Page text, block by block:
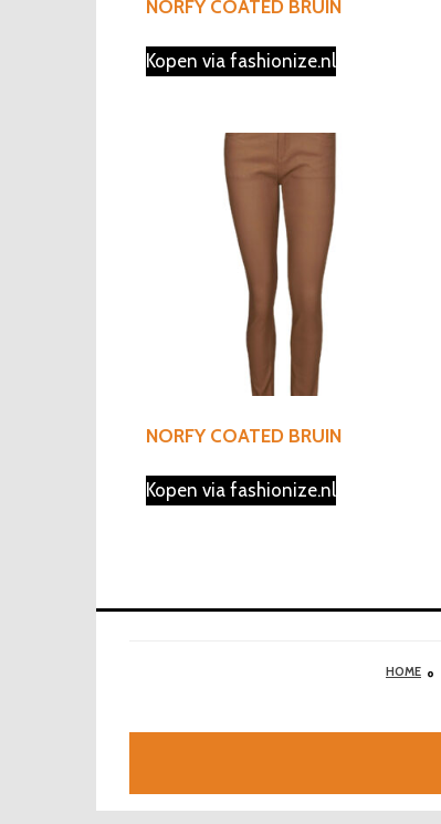
NORFY COATED BRUIN
Kopen via fashionize.nl
NORFY COATED BRUIN
Kopen via fashionize.nl
HOME